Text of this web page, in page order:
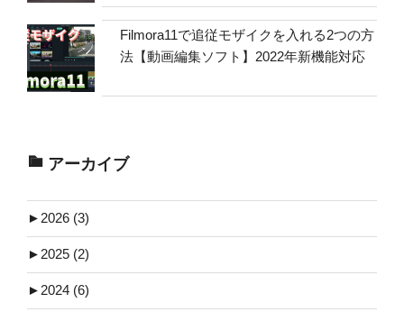
Filmora11で追従モザイクを入れる2つの方
法【動画編集ソフト】2022年新機能対応
アーカイブ
► 2026 (3)
► 2025 (2)
► 2024 (6)